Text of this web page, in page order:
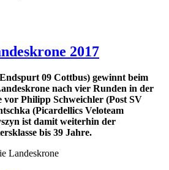
2017
09 Cottbus) gewinnt beim
nach vier Runden in der
vor Philipp Schweichler (Post SV
(Picardellics Veloteam
ist damit weiterhin der
bis 39 Jahre.